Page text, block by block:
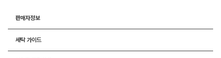
판매자정보
세탁 가이드